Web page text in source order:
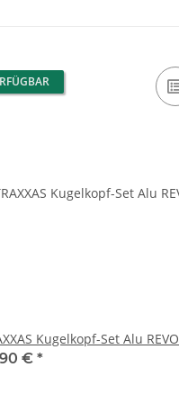
Kugelkopf-Set Alu REVO
€ *